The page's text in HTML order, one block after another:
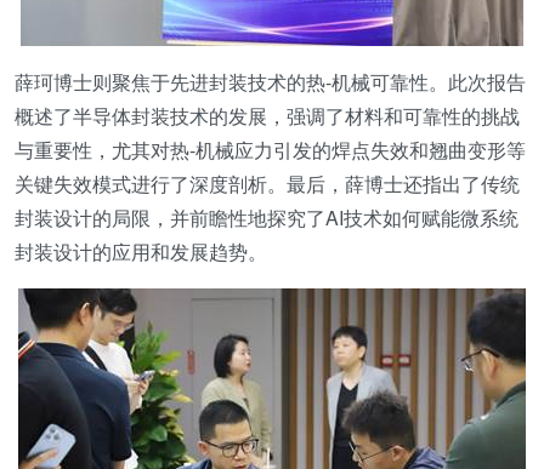
薛珂博士则聚焦于先进封装技术的热-机械可靠性。此次报告
概述了半导体封装技术的发展，强调了材料和可靠性的挑战
与重要性，尤其对热-机械应力引发的焊点失效和翘曲变形等
关键失效模式进行了深度剖析。最后，薛博士还指出了传统
封装设计的局限，并前瞻性地探究了AI技术如何赋能微系统
封装设计的应用和发展趋势。